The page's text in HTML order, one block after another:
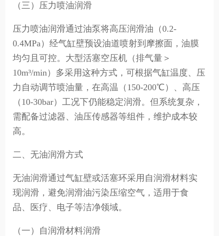
（三）压力喷油润滑
压力喷油润滑通过油泵将高压润滑油（0.2-
0.4MPa）经气缸壁预设油道喷射到摩擦面，油膜
均匀且可控。大型活塞空压机（排气量＞
10m³/min）多采用这种方式，可根据气缸温度、压
力自动调节喷油量，在高温（150-200℃）、高压
（10-30bar）工况下仍能稳定润滑。但系统复杂，
需配备过滤器、油压传感器等组件，维护成本较
高。
二、无油润滑方式
无油润滑通过气缸壁或活塞环采用自润滑材料实
现润滑，避免润滑油污染压缩空气，适用于食
品、医疗、电子等洁净领域。
（一）自润滑材料润滑